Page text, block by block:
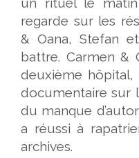
regarde sur les
& Oana, Stefan
battre. Carmen &
deuxième hôpital,
documentaire sur
du manque
a réussi à
archives.